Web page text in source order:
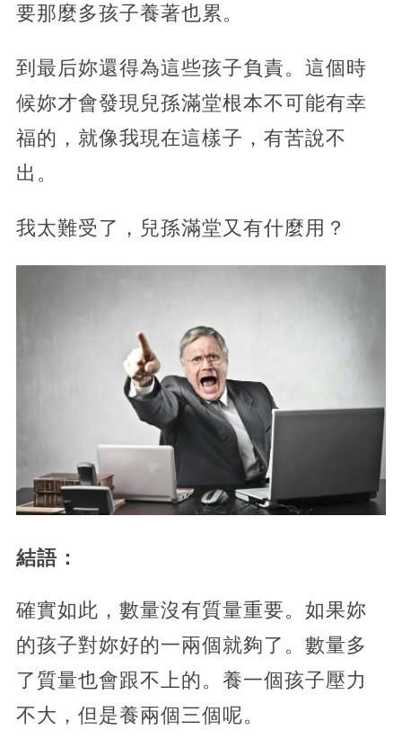
要那麼多孩子養著也累。
到最后妳還得為這些孩子負責。這個時
候妳才會發現兒孫滿堂根本不可能有幸
福的，就像我現在這樣子，有苦說不
出。
我太難受了，兒孫滿堂又有什麼用？
結語：
確實如此，數量沒有質量重要。如果妳
的孩子對妳好的一兩個就夠了。數量多
了質量也會跟不上的。養一個孩子壓力
不大，但是養兩個三個呢。